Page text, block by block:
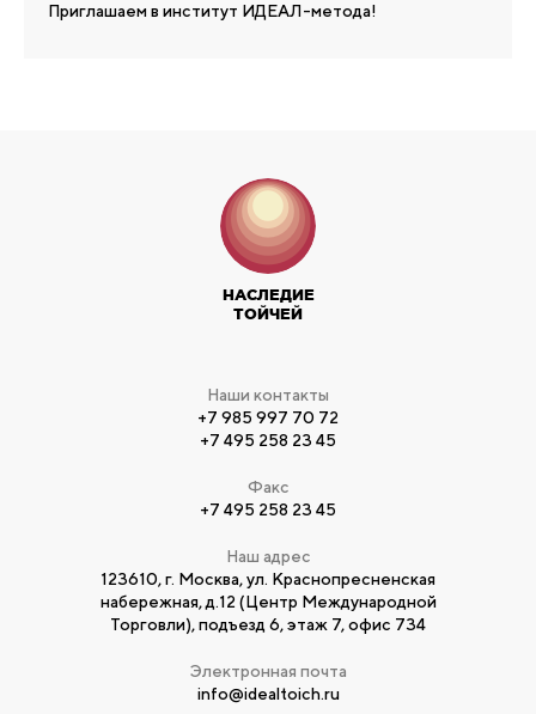
Приглашаем в институт ИДЕАЛ-метода!
НАСЛЕДИЕ
ТОЙЧЕЙ
Наши контакты
+7 985 997 70 72
+7 495 258 23 45
Факс
+7 495 258 23 45
Наш адрес
123610, г. Москва, ул. Краснопресненская
набережная, д.12 (Центр Международной
Торговли), подъезд 6, этаж 7, офис 734
Электронная почта
info@idealtoich.ru